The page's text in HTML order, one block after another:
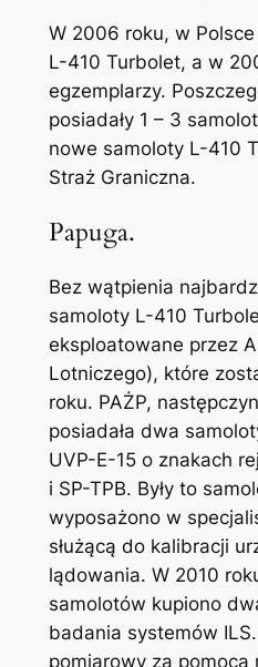
W 2006 roku, w
L-410 Turbolet, a w
egzemplarzy.
posiadały 1 – 3
nowe samoloty L-410
Straż Graniczna.
Papuga.
Bez wątpienia
samoloty L-410
eksploatowane przez
Lotniczego), które
roku. PAŻP,
posiadała dwa
UVP-E-15 o znakach
i SP-TPB. Były to
wyposażono w
służącą do kalibracji
lądowania. W 2010
samolotów kupiono
badania systemów
pomiarowy za pomocą